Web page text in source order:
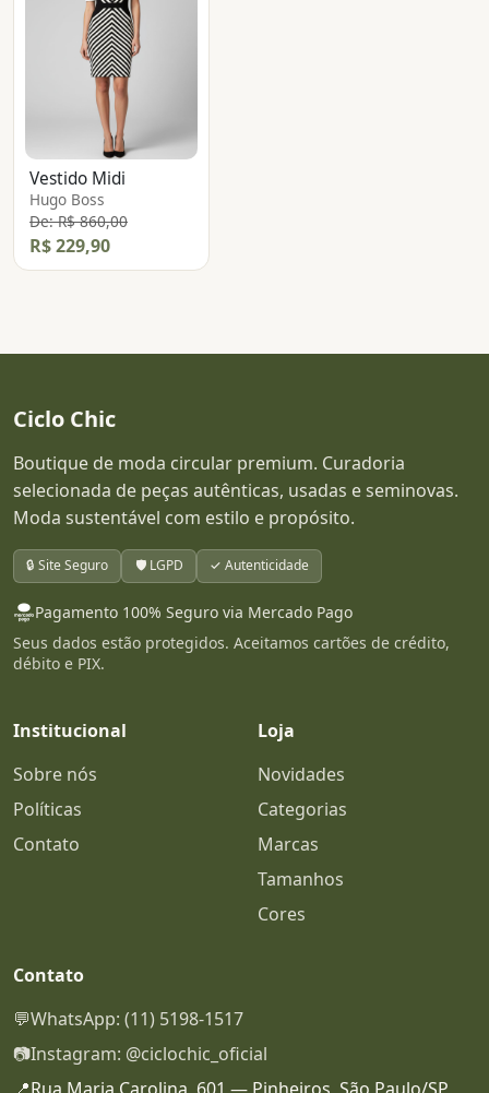
Vestido Midi
Hugo Boss
De: R$ 860,00
R$ 229,90
Ciclo Chic
Boutique de moda circular premium. Curadoria
selecionada de peças autênticas, usadas e seminovas.
Moda sustentável com estilo e propósito.
🔒 Site Seguro 🛡️ LGPD ✓ Autenticidade
Pagamento 100% Seguro via Mercado Pago
Seus dados estão protegidos. Aceitamos cartões de crédito,
débito e PIX.
Institucional
Sobre nós
Políticas
Contato
Loja
Novidades
Categorias
Marcas
Tamanhos
Cores
Contato
💬WhatsApp: (11) 5198-1517
📷Instagram: @ciclochic_oficial